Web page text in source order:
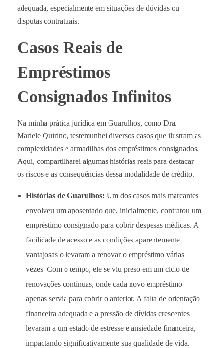
adequada, especialmente em situações de dúvidas ou
disputas contratuais.
Casos Reais de
Empréstimos
Consignados Infinitos
Na minha prática jurídica em Guarulhos, como Dra.
Mariele Quirino, testemunhei diversos casos que ilustram as
complexidades e armadilhas dos empréstimos consignados.
Aqui, compartilharei algumas histórias reais para destacar
os riscos e as consequências dessa modalidade de crédito.
Histórias de Guarulhos: Um dos casos mais marcantes
envolveu um aposentado que, inicialmente, contratou um
empréstimo consignado para cobrir despesas médicas. A
facilidade de acesso e as condições aparentemente
vantajosas o levaram a renovar o empréstimo várias
vezes. Com o tempo, ele se viu preso em um ciclo de
renovações contínuas, onde cada novo empréstimo
apenas servia para cobrir o anterior. A falta de orientação
financeira adequada e a pressão de dívidas crescentes
levaram a um estado de estresse e ansiedade financeira,
impactando significativamente sua qualidade de vida.